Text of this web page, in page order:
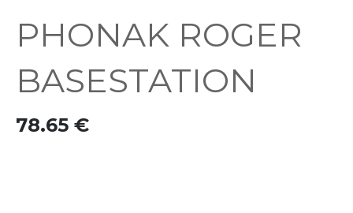
PHONAK ROGER
BASESTATION
78.65 €